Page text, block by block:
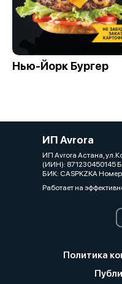
Нью-Йорк Бургер
ИП Avrora
ИП Avrora Астана,
(ИИН): 871230450145
БИК: CASPKZKA
Работает на
Политика